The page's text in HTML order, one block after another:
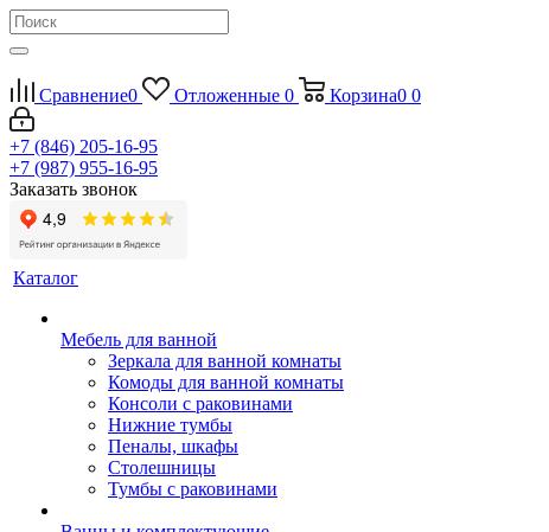
Сравнение0 Отложенные 0 Корзина0 0
+7 (846) 205-16-95
+7 (987) 955-16-95
Заказать звонок
Каталог
Мебель для ванной
Зеркала для ванной комнаты
Комоды для ванной комнаты
Консоли с раковинами
Нижние тумбы
Пеналы, шкафы
Столешницы
Тумбы с раковинами